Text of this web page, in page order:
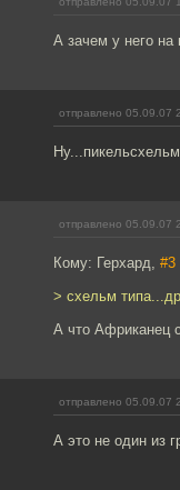
А зачем у него на
отправлено 05.09.07
отправлено 05.09.07
Кому: Герхард, #3
> схельм
А что Африканец
отправлено 05.09.07
А это не один из